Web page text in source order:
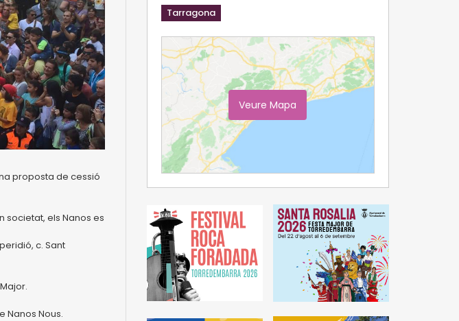
proposta de cessió
societat, els Nanos es
c. Sant
Nanos Nous.
Tarragona
Veure Mapa